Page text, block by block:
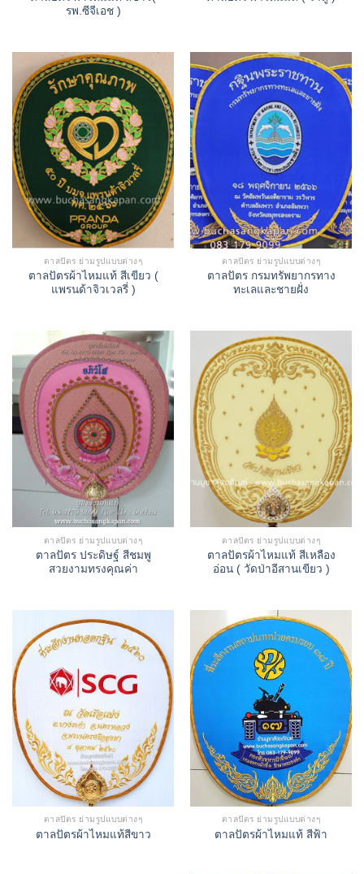
รพ.ซีจีเอช )
ตาลปัตร ย่ามรูปแบบต่างๆ
ตาลปัตรผ้าไหมแท้ สีเขียว (
แพรนด้าจิวเวลรี่ )
ตาลปัตร ย่ามรูปแบบต่างๆ
ตาลปัตร กรมทรัพยากรทาง
ทะเลและชายฝั่ง
ตาลปัตร ย่ามรูปแบบต่างๆ
ตาลปัตร ประดิษฐ์ สีชมพู
สวยงามทรงคุณค่า
ตาลปัตร ย่ามรูปแบบต่างๆ
ตาลปัตรผ้าไหมแท้ สีเหลือง
อ่อน ( วัดป่าอีสานเขียว )
ตาลปัตร ย่ามรูปแบบต่างๆ
ตาลปัตรผ้าไหมแท้สีขาว
ตาลปัตร ย่ามรูปแบบต่างๆ
ตาลปัตรผ้าไหมแท้ สีฟ้า